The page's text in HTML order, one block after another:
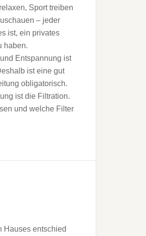
Sport treiben
– jeder
ist, ein privates
haben.
Entspannung ist
ist eine gut
obligatorisch.
ist die Filtration.
und welche Filter
Hauses entschied